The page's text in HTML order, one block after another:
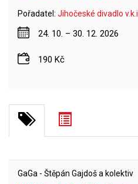
Pořadatel: Jihočeské divadlo v.k.i.
24. 10. – 30. 12. 2026
190 Kč
GaGa - Štěpán Gajdoš a kolektiv